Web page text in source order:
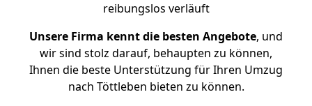
reibungslos verläuft
Unsere Firma kennt die besten Angebote, und
wir sind stolz darauf, behaupten zu können,
Ihnen die beste Unterstützung für Ihren Umzug
nach Töttleben bieten zu können.